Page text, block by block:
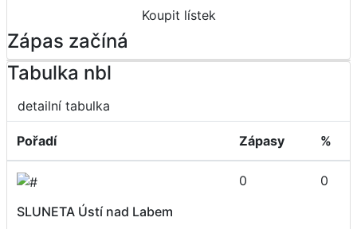
Koupit lístek
Zápas začíná
Tabulka nbl
detailní tabulka
Pořadí Zápasy %
SLUNETA Ústí nad Labem
0 0